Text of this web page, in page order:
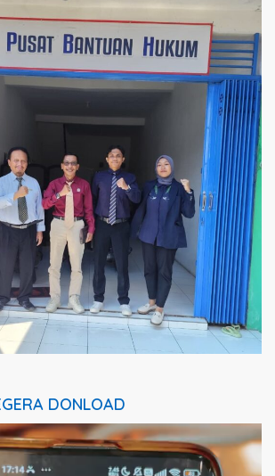
DONLOAD